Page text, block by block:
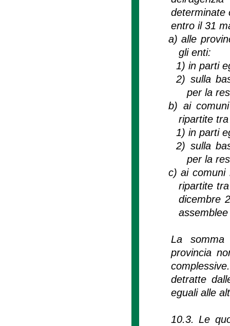
determinate
entro il 31
a)alle
gli enti:
1)in parti
2) sulla
per la
b) ai
ripartite
1)in parti
2) sulla
per la
c)ai comuni
ripartite
dicembre
La somma
provincia
detratte
eguali alle
10.3. Le